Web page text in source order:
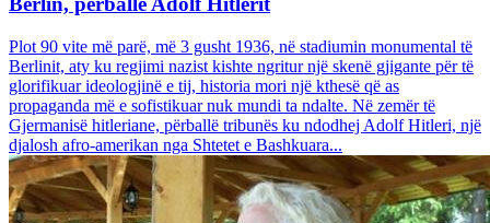
Plot 90 vite më parë, më 3 gusht 1936, në stadiumin monumental të
Berlinit, aty ku regjimi nazist kishte ngritur një skenë gjigante për të
glorifikuar ideologjinë e tij, historia mori një kthesë që as
propaganda më e sofistikuar nuk mundi ta ndalte. Në zemër të
Gjermanisë hitleriane, përballë tribunës ku ndodhej Adolf Hitleri, një
djalosh afro-amerikan nga Shtetet e Bashkuara...